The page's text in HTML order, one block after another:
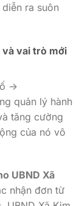
ra suôn
và vai trò mới
->
quản lý hành
tăng cường
của nó vô
UBND Xã
nhận đơn từ